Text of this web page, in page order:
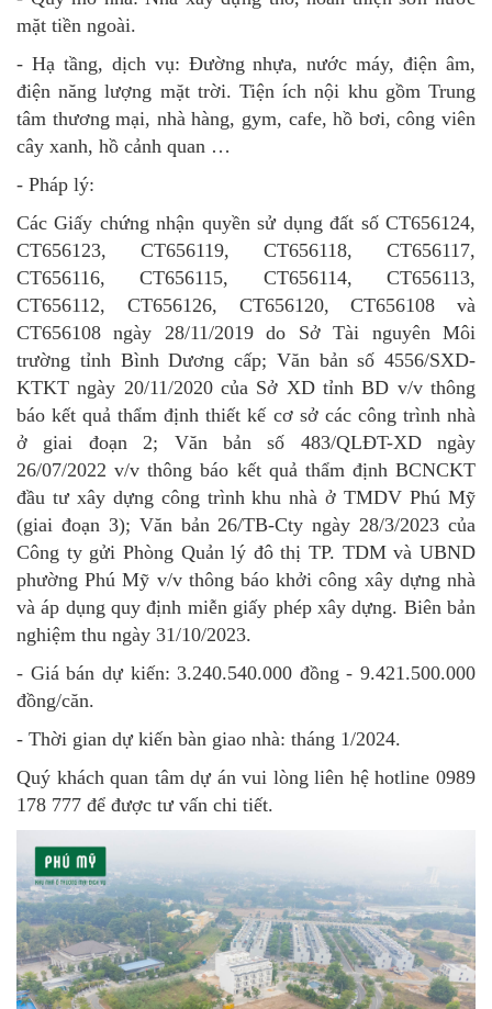
mặt tiền ngoài.
- Hạ tầng, dịch vụ: Đường nhựa, nước máy, điện âm,
điện năng lượng mặt trời. Tiện ích nội khu gồm Trung
tâm thương mại, nhà hàng, gym, cafe, hồ bơi, công viên
cây xanh, hồ cảnh quan …
- Pháp lý:
CácGiấy chứng nhận quyền sử dụng đất số CT656124,
CT656123, CT656119, CT656118,
CT656117,
CT656116, CT656115, CT656114, CT656113,
CT656112, CT656126, CT656120,CT656108 và
CT656108ngày 28/11/2019 do Sở Tài nguyên Môi
trường tỉnh Bình Dương cấp; Văn bản số 4556/SXD-
KTKT ngày 20/11/2020 của Sở XD tỉnh BD v/v thông
báo kết quả thẩm định thiết kế cơ sở các công trình nhà
ở giai đoạn 2; Văn bản số 483/QLĐT-XD ngày
26/07/2022 v/v thông báo kết quả thẩm định BCNCKT
đầu tư xây dựng công trình khu nhà ở TMDV Phú Mỹ
(giai đoạn 3); Văn bản 26/TB-Cty ngày 28/3/2023 của
Công ty gửi Phòng Quản lý đô thị TP. TDM và UBND
phường Phú Mỹ v/v thông báo khởi công xây dựng nhà
và áp dụng quy định miễn giấy phép xây dựng. Biên bản
nghiệm thu ngày 31/10/2023.
- Giá bán dự kiến: 3.240.540.000 đồng - 9.421.500.000
đồng/căn.
- Thời gian dự kiến bàn giao nhà: tháng 1/2024.
Quý khách quan tâm dự án vui lòng liên hệ hotline 0989
178 777 để được tư vấn chi tiết.